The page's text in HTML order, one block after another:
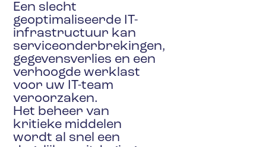
Een slecht
geoptimaliseerde IT-
infrastructuur kan
serviceonderbrekingen,
gegevensverlies en een
verhoogde werklast
voor uw IT-team
veroorzaken.
Het beheer van
kritieke middelen
wordt al snel een